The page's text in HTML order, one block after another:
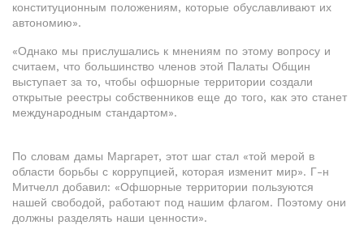
конституционным положениям, которые обуславливают их
автономию».
«Однако мы прислушались к мнениям по этому вопросу и
считаем, что большинство членов этой Палаты Общин
выступает за то, чтобы офшорные территории создали
открытые реестры собственников еще до того, как это станет
международным стандартом».
По словам дамы Маргарет, этот шаг стал «той мерой в
области борьбы с коррупцией, которая изменит мир». Г-н
Митчелл добавил: «Офшорные территории пользуются
нашей свободой, работают под нашим флагом. Поэтому они
должны разделять наши ценности».